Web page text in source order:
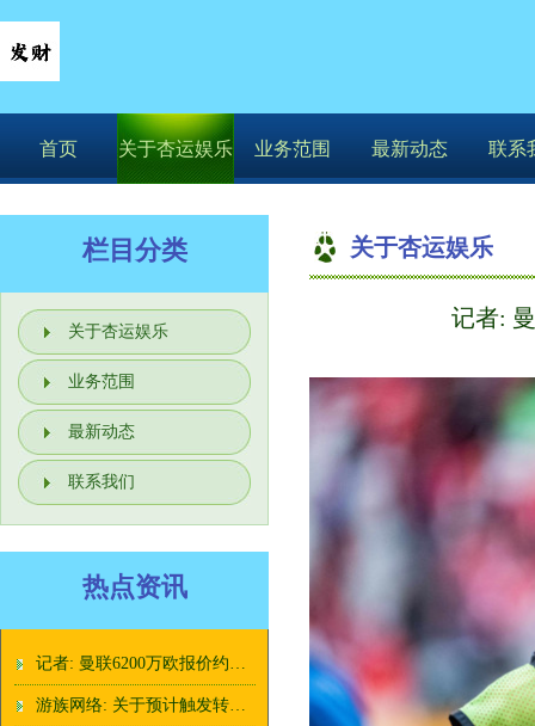
首页 关于杏运娱乐 业务范围 最新动态 联系
栏目分类
关于杏运娱乐
业务范围
最新动态
联系我们
热点资讯
记者: 曼联6200万欧报价约罗被接受, 正在和球员谈薪水
游族网络: 关于预计触发转股价格向下修正条件的提示性公告
关于杏运娱乐
你的位置：
记者: